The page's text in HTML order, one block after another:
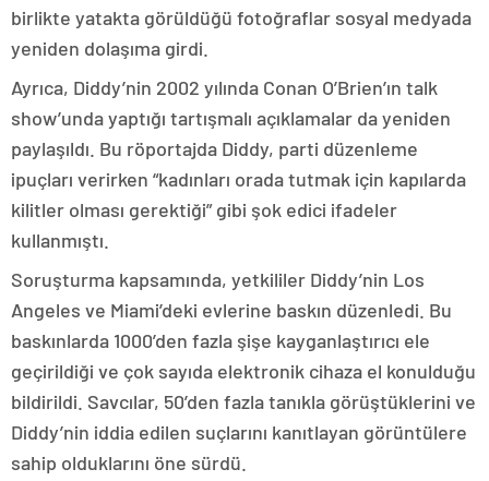
birlikte yatakta görüldüğü fotoğraflar sosyal medyada
yeniden dolaşıma girdi.
Ayrıca, Diddy’nin 2002 yılında Conan O’Brien’ın talk
show’unda yaptığı tartışmalı açıklamalar da yeniden
paylaşıldı. Bu röportajda Diddy, parti düzenleme
ipuçları verirken “kadınları orada tutmak için kapılarda
kilitler olması gerektiği” gibi şok edici ifadeler
kullanmıştı.
Soruşturma kapsamında, yetkililer Diddy’nin Los
Angeles ve Miami’deki evlerine baskın düzenledi. Bu
baskınlarda 1000’den fazla şişe kayganlaştırıcı ele
geçirildiği ve çok sayıda elektronik cihaza el konulduğu
bildirildi. Savcılar, 50’den fazla tanıkla görüştüklerini ve
Diddy’nin iddia edilen suçlarını kanıtlayan görüntülere
sahip olduklarını öne sürdü.